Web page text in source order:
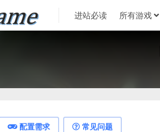
进站必读 所有游戏
配置需求 常见问题